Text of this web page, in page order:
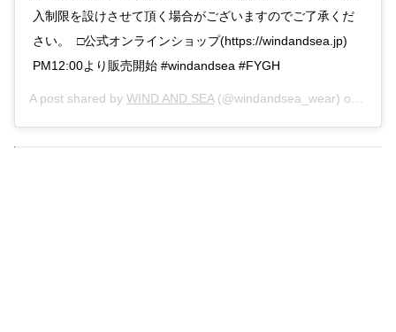
⼊制限を設けさせて頂く場合がございますのでご了承くだ
さい。 □公式オンラインショップ(https://windandsea.jp)
PM12:00より販売開始 #windandsea #FYGH
A post shared by WIND AND SEA(@windandsea_wear) on